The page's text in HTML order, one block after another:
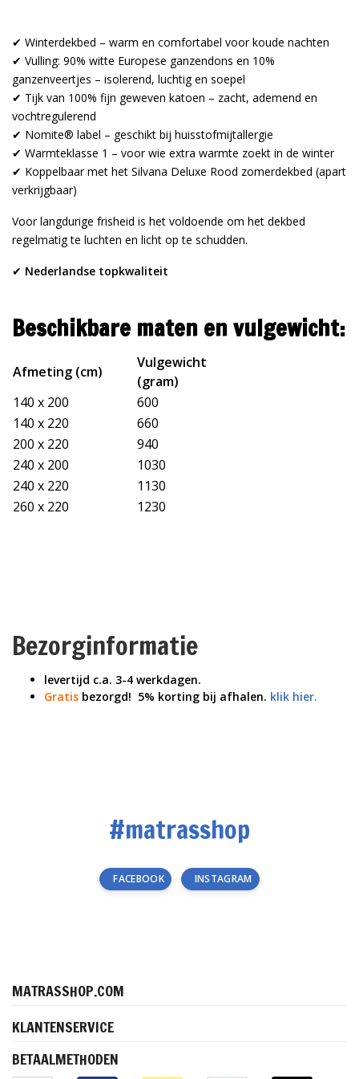
✔ Winterdekbed – warm en comfortabel voor koude nachten
✔ Vulling: 90% witte Europese ganzendons en 10%
ganzenveertjes – isolerend, luchtig en soepel
✔ Tijk van 100% fijn geweven katoen – zacht, ademend en
vochtregulerend
✔ Nomite® label – geschikt bij huisstofmijtallergie
✔ Warmteklasse 1 – voor wie extra warmte zoekt in de winter
✔ Koppelbaar met het Silvana Deluxe Rood zomerdekbed (apart
verkrijgbaar)
Voor langdurige frisheid is het voldoende om het dekbed
regelmatig te luchten en licht op te schudden.
✔ Nederlandse topkwaliteit
Beschikbare maten en vulgewicht:
Afmeting (cm)
Vulgewicht
(gram)
140 x 200
600
140 x 220
660
200 x 220
940
240 x 200
1030
240 x 220
1130
260 x 220
1230
Bezorginformatie
levertijd c.a. 3-4 werkdagen.
Gratis bezorgd! 5% korting bij afhalen. klik hier.
#matrasshop
FACEBOOK INSTAGRAM
MATRASSHOP.COM
KLANTENSERVICE
BETAALMETHODEN